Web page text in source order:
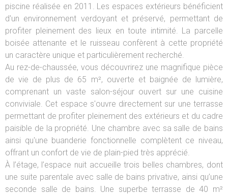
piscine réalisée en 2011. Les espaces extérieurs bénéficient
d'un environnement verdoyant et préservé, permettant de
profiter pleinement des lieux en toute intimité. La parcelle
boisée attenante et le ruisseau confèrent à cette propriété
un caractère unique et particulièrement recherché.
Au rez-de-chaussée, vous découvrirez une magnifique pièce
de vie de plus de 65 m², ouverte et baignée de lumière,
comprenant un vaste salon-séjour ouvert sur une cuisine
conviviale. Cet espace s'ouvre directement sur une terrasse
permettant de profiter pleinement des extérieurs et du cadre
paisible de la propriété. Une chambre avec sa salle de bains
ainsi qu'une buanderie fonctionnelle complètent ce niveau,
offrant un confort de vie de plain-pied très apprécié.
À l’étage, l’espace nuit accueille trois belles chambres, dont
une suite parentale avec salle de bains privative, ainsi qu’une
seconde salle de bains. Une superbe terrasse de 40 m²